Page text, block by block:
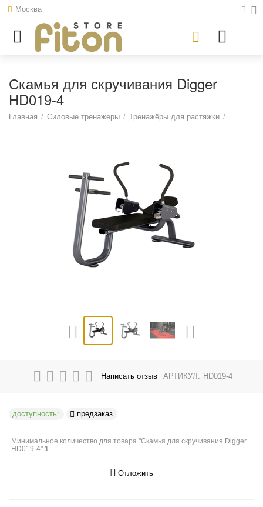
Москва
Скамья для скручивания Digger
HD019-4
Главная / Силовые тренажеры / Тренажёры для растяжки /
Написать отзыв АРТИКУЛ: HD019-4
доступность: предзаказ
Минимальное количество для товара "Скамья для скручивания Digger
HD019-4"1.
Отложить